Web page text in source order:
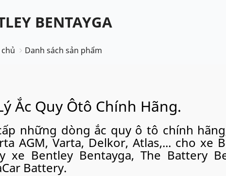
BENTAYGA
Danh sách sản phẩm
Ắc Quy Ôtô Chính Hãng.
những dòng ắc quy ô tô chính
AGM, Varta, Delkor, Atlas,... cho xe
xe Bentley Bentayga, The Battery
Battery.